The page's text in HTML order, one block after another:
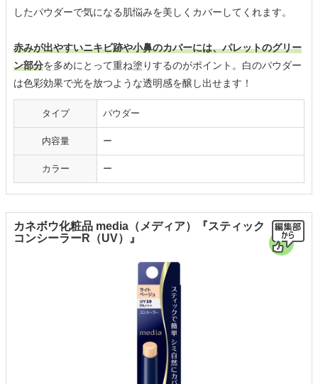
したパウダーで気になる肌悩みを美しくカバーしてくれます。
赤みが出やすいニキビ跡や小鼻のカバーには、パレットのグリー
ン部分を多めにとって重ね塗りするのがポイント。白のパウダー
は色彩効果で光を放つような透明感を醸し出せます！
タイプ パウダー
内容量 ー
カラー ー
カネボウ化粧品 media（メディア）『スティック
コンシーラーR（UV）』